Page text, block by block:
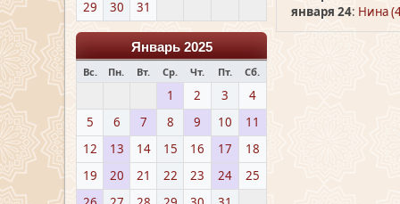
29 30 31
Январь 2025
Вс. Пн. Вт. Ср. Чт. Пт. Сб.
1 2 3
4
5
6 7 8 9 10
11
12
13 14 15 16 17
18
19
20 21 22 23 24
25
января 24: Нина